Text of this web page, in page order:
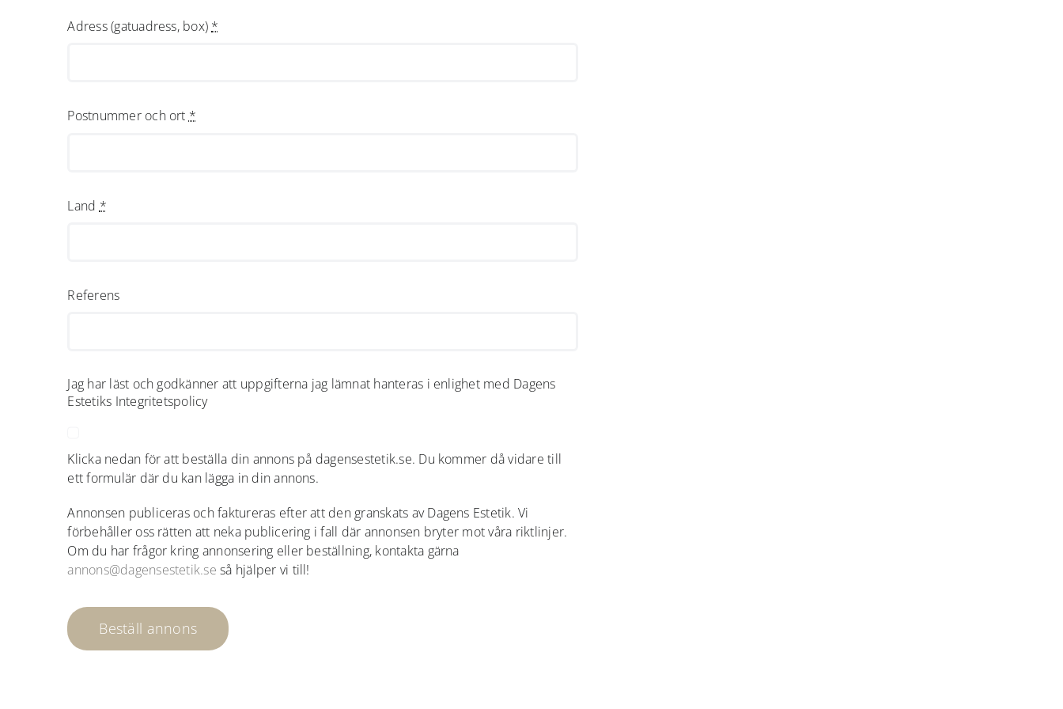
Adress (gatuadress, box) *
Postnummer och ort *
Land *
Referens
Jag har läst och godkänner att uppgifterna jag lämnat hanteras i enlighet med Dagens
Estetiks Integritetspolicy
Klicka nedan för att beställa din annons på dagensestetik.se. Du kommer då vidare till
ett formulär där du kan lägga in din annons.
Annonsen publiceras och faktureras efter att den granskats av Dagens Estetik. Vi
förbehåller oss rätten att neka publicering i fall där annonsen bryter mot våra riktlinjer.
Om du har frågor kring annonsering eller beställning, kontakta gärna
annons@dagensestetik.se så hjälper vi till!
Beställ annons